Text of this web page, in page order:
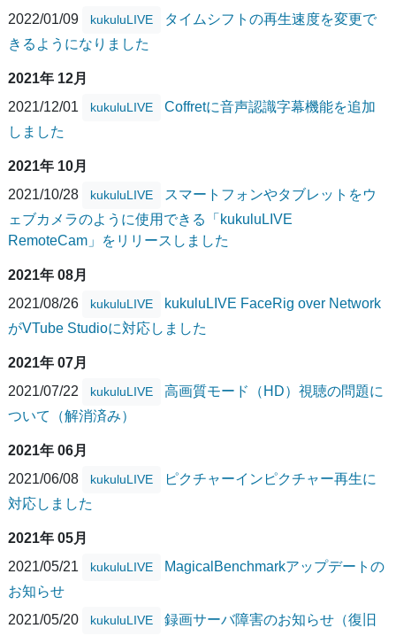
2022/01/09
kukuluLIVE
タイムシフトの再生速度を変更で
きるようになりました
2021年 12月
2021/12/01
kukuluLIVE
Coffretに音声認識字幕機能を追加
しました
2021年 10月
2021/10/28
kukuluLIVE
スマートフォンやタブレットをウ
ェブカメラのように使用できる「kukuluLIVE
RemoteCam」をリリースしました
2021年 08月
2021/08/26
kukuluLIVE
kukuluLIVE FaceRig over Network
がVTube Studioに対応しました
2021年 07月
2021/07/22
kukuluLIVE
高画質モード（HD）視聴の問題に
ついて（解消済み）
2021年 06月
2021/06/08
kukuluLIVE
ピクチャーインピクチャー再生に
対応しました
2021年 05月
2021/05/21
kukuluLIVE
MagicalBenchmarkアップデートの
お知らせ
2021/05/20
kukuluLIVE
録画サーバ障害のお知らせ（復旧